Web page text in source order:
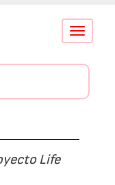
Conmutar
Life